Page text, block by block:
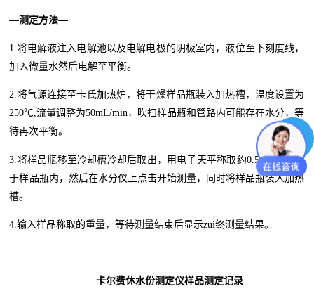
—测定方法—
1.将电解液注入电解池以及电解电极的阴极室内，液位至下刻度线，
加入微量水然后电解至平衡。
2.将气源连接至卡氏加热炉，将干燥样品瓶装入加热槽，温度设置为
250℃,流量调整为50mL/min，吹扫样品瓶和管路内可能存在水分，等
待再次平衡。
3.将样品瓶移至冷却槽冷却后取出，用电子天平称取约0.5~3g样品置
于样品瓶内，然后在水分仪上点击开始测量，同时将样品瓶装入加热
槽。
4.输入样品称取的重量，等待测量结束后显示zui终测量结果。
卡尔费休水份测定仪样品测定记录